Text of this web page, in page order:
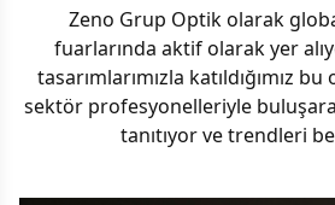
Zeno Grup Optik olarak
fuarlarında aktif olarak yer
tasarımlarımızla katıldığımız
sektör profesyonelleriyle
tanıtıyor ve trendleri